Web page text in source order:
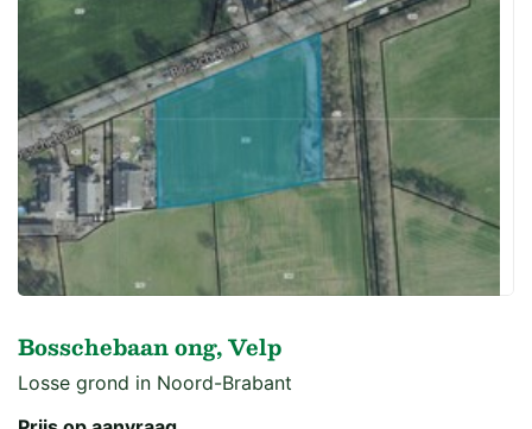
Bosschebaan ong, Velp
Losse grond in Noord-Brabant